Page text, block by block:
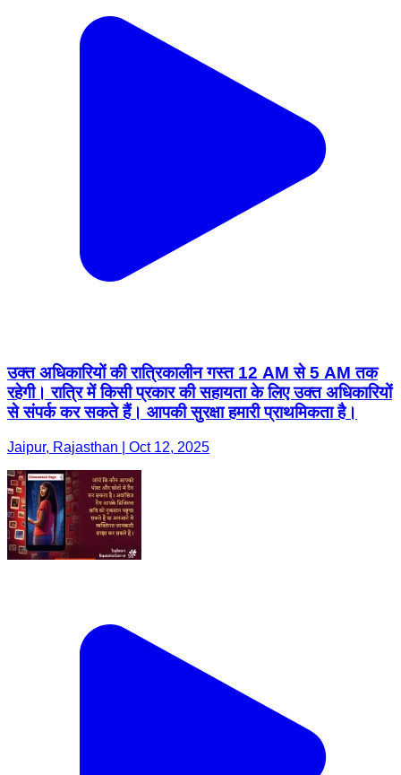
उक्त अधिकारियों की रात्रिकालीन गस्त 12 AM से 5 AM तक
रहेगी। रात्रि में किसी प्रकार की सहायता के लिए उक्त अधिकारियों
से संपर्क कर सकते हैं। आपकी सुरक्षा हमारी प्राथमिकता है।
Jaipur, Rajasthan | Oct 12, 2025